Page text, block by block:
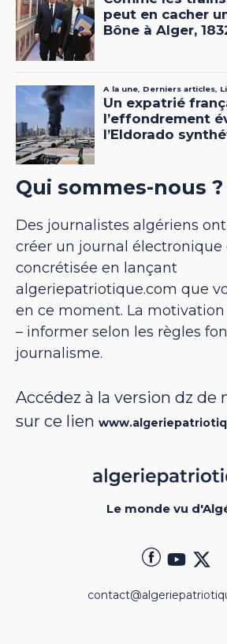
Qui sommes-nous ?
Des journalistes algériens ont
créer un journal électronique
concrétisée en lançant
algeriepatriotique.com que
en ce moment. La
– informer selon les règles
journalisme.
Accédez à la version dz
sur ce lien
Le monde vu